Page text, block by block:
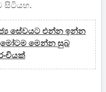
සිටියහ.
සේවයට එන්න ඉන්න
මෙන්න සුබ